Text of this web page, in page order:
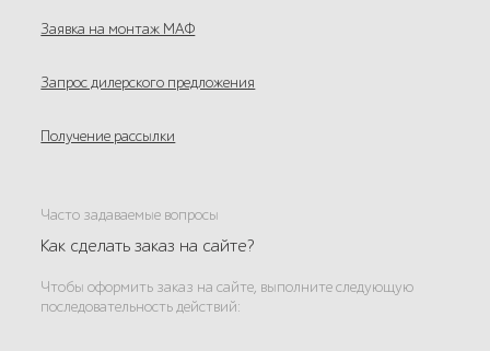
Заявка на монтаж МАФ
Запрос дилерского предложения
Получение рассылки
Часто задаваемые вопросы
Как сделать заказ на сайте?
Чтобы оформить заказ на сайте, выполните следующую
последовательность действий: